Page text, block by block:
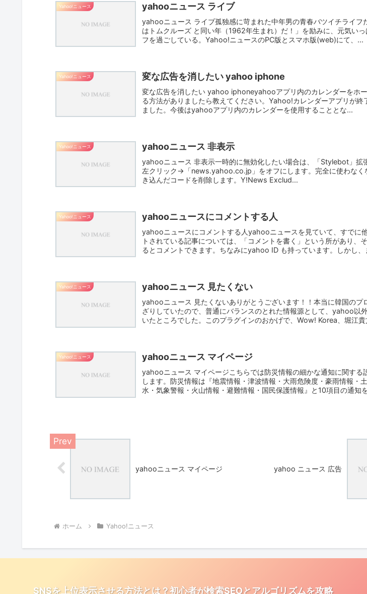
Yahoo!ニュース yahooニュース ライブ
yahooニュース ライブ孤独感に苛まれた中年男の青春バツイチライフ
はトムクルーズ と同い年（1962年生まれ）だ！」を励みに、元気いっ
フを過ごしている。Yahoo!ニュースのPC版とスマホ版(web)にて、...
Yahoo!ニュース 変な広告を消したい yahoo iphone
変な広告を消したい yahoo iphoneyahooアプリ内のカレンダーをホ
る方法がありましたら教えてください。Yahoo!カレンダーアプリが終
ました。今後はyahooアプリ内のカレンダーを使用することとな...
Yahoo!ニュース yahooニュース 非表示
yahooニュース 非表示一時的に無効化したい場合は、「Stylebot」拡
左クリック→「news.yahoo.co.jp」をオフにします。完全に使わなく
き込んだコードを削除します。Y!News Exclud...
Yahoo!ニュース yahooニュースにコメントする人
yahooニュースにコメントする人yahooニュースを見ていて、すでに
トされている記事については、「コメントを書く」という所があり、
るとコメントできます。ちなみにyahoo ID も持っています。しかし、
Yahoo!ニュース yahooニュース 見たくない
yahooニュース 見たくないありがとうございます！！本当に韓国のプ
ざりしていたので、普通にバランスのとれた情報源として、yahoo以
いたところでした。このプラグインのおかげで、Wow! Korea、堀江貴
Yahoo!ニュース yahooニュース マイページ
yahooニュース マイページこちらでは防災情報の細かな通知に関する
します。防災情報は『地震情報・津波情報・大雨危険度・豪雨情報・
水・気象警報・火山情報・避難情報・国民保護情報』と10項目の通知
yahooニュース マイページ yahoo ニュース 広告
ホーム Yahoo!ニュース
SNSを上位表示させる方法とは？初心者が検索SEOとアルゴリズムを攻略